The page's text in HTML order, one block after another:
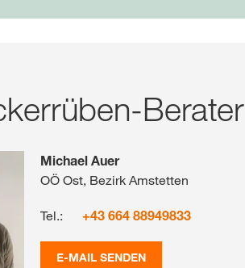
Berater
Michael Auer
OÖ Ost, Bezirk Amstetten
Tel.: +43 664 88949833
E-MAIL SENDEN